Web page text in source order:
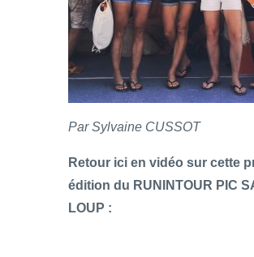
Par Sylvaine CUSSOT
Retour ici en vidéo sur cette
édition du RUNINTOUR PIC
LOUP :